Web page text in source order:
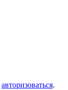
авторизоваться.